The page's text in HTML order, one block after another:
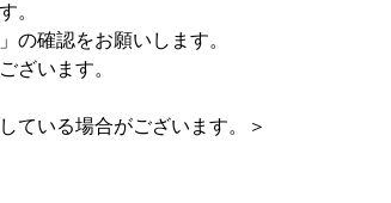
。
の確認をお願いします。
ざいます。
ている場合がございます。＞